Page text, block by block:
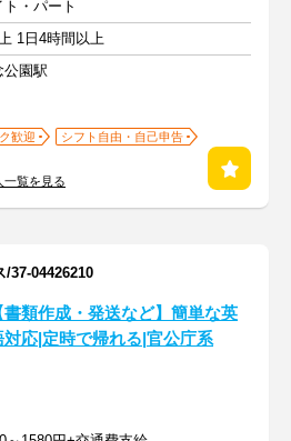
・パート
1日4時間以上
公園駅
歓迎
シフト自由・自己申告
一覧を見る
/37-04426210
書類作成・発送など】簡単な英
対応|定時で帰れる|官公庁系